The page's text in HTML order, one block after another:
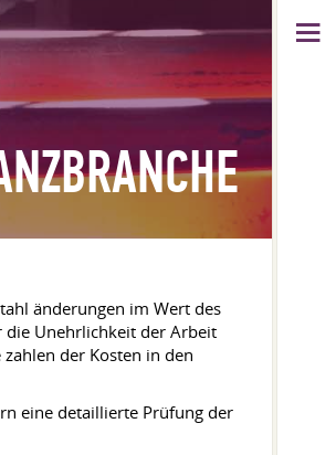
änderungen im Wert des
die Unehrlichkeit der Arbeit
der Kosten in den
eine detaillierte Prüfung der